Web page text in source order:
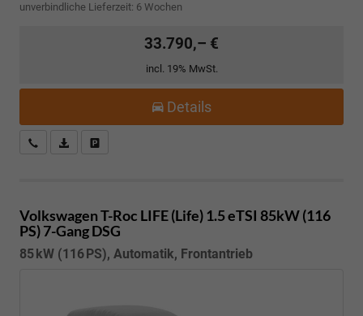
unverbindliche Lieferzeit: 6 Wochen
33.790,– €
incl. 19% MwSt.
Details
Kostenloser Rückruf-Service
PDF-Datei, Fahrzeugexposé drucken
Volkswagen T-Roc LIFE (Life) 1.5 eTSI 85kW (116
PS) 7-Gang DSG
85 kW (116 PS), Automatik, Frontantrieb